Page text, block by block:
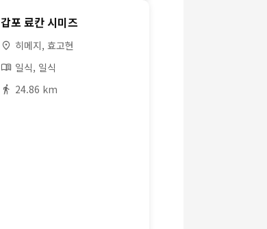
갑포 료칸 시미즈
히메지, 효고현
일식, 일식
24.86 km